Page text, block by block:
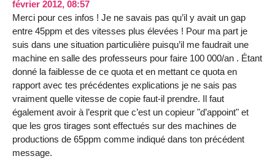
février 2012, 08:57
Merci pour ces infos ! Je ne savais pas qu’il y avait un gap
entre 45ppm et des vitesses plus élevées ! Pour ma part je
suis dans une situation particulière puisqu’il me faudrait une
machine en salle des professeurs pour faire 100 000/an . Étant
donné la faiblesse de ce quota et en mettant ce quota en
rapport avec tes précédentes explications je ne sais pas
vraiment quelle vitesse de copie faut-il prendre. Il faut
également avoir à l’esprit que c’est un copieur "d’appoint" et
que les gros tirages sont effectués sur des machines de
productions de 65ppm comme indiqué dans ton précédent
message.